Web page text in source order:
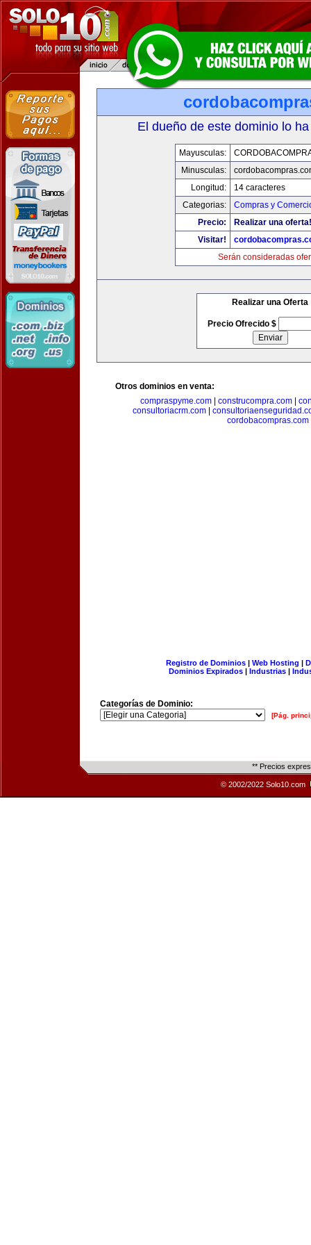
El dueño de este dominio lo
Mayusculas:
Minusculas:
Longitud:
14 caracteres
Categorias:
Compras y
Precio:
Realizar una oferta!
Visitar!
Serán consideradas
Realizar una Oferta
Precio Ofrecido $
Otros dominios en venta:
compraspyme.com
construcompra.com
consultoriacrm.com|
cordobacompras.com
Registro de Dominios| Web Hosting |
Dominios Expirados | Industrias |
Categorías de Dominio:
[Pág.
** Precios
© 2002/2022 Solo10.com